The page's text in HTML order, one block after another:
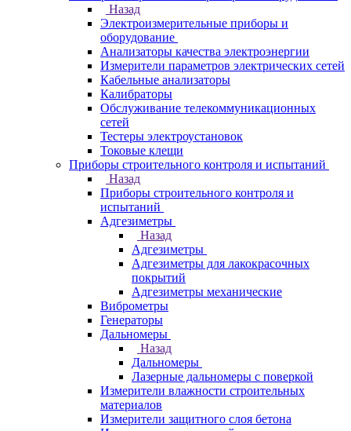
Назад
Электроизмерительные приборы и
оборудование
Анализаторы качества электроэнергии
Измерители параметров электрических сетей
Кабельные анализаторы
Калибраторы
Обслуживание телекоммуникационных
сетей
Тестеры электроустановок
Токовые клещи
Приборы строительного контроля и испытаний
Назад
Приборы строительного контроля и
испытаний
Адгезиметры
Назад
Адгезиметры
Адгезиметры для лакокрасочных
покрытий
Адгезиметры механические
Виброметры
Генераторы
Дальномеры
Назад
Дальномеры
Лазерные дальномеры с поверкой
Измерители влажности строительных
материалов
Измерители защитного слоя бетона